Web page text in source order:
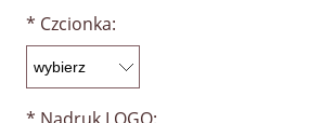
* Czcionka: